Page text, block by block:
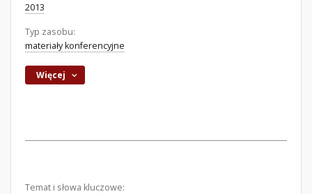
2013
Typ zasobu:
materiały konferencyjne
Więcej
Temat i słowa kluczowe: